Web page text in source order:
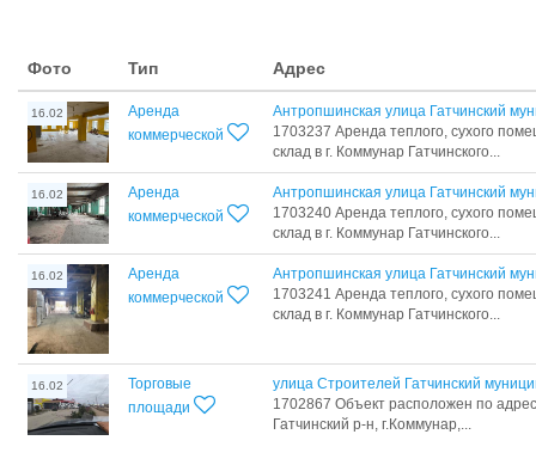
Фото Тип Адрес
16.02
Аренда
коммерческой
Антропшинская улица Гатчинский
1703237 Аренда теплого, сухого
склад в г. Коммунар Гатчинского...
16.02
Аренда
коммерческой
Антропшинская улица Гатчинский
1703240 Аренда теплого, сухого
склад в г. Коммунар Гатчинского...
16.02
Аренда
коммерческой
Антропшинская улица Гатчинский
1703241 Аренда теплого, сухого
склад в г. Коммунар Гатчинского...
16.02
Торговые
площади
улица Строителей Гатчинский
1702867 Объект расположен по
Гатчинский р-н, г.Коммунар,...